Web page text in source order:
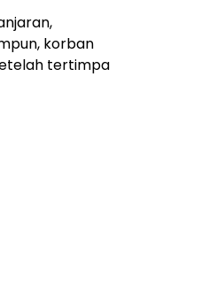
korban
tertimpa